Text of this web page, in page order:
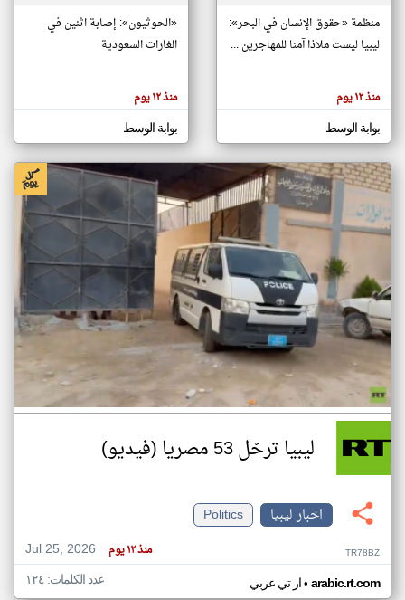
مصادر الأخبار من ليبيا
اخبار ليبيا على مدار الساعة
أهم اخبار ليبيا العاجلة والمباشرة
المقالات
الموجوده
هنا عن
وجهة
نظر
كاتبيها.
منظمة «حقوق الإنسان في البحر»:
ليبيا ليست ملاذا آمنا للمهاجرين ...
منذ ١٢ يوم
بوابة الوسط
«الحوثيون»: إصابة اثنين في
الغارات السعودية
منذ ١٢ يوم
بوابة الوسط
ليبيا ترحّل 53 مصريا (فيديو)
اخبار ليبيا
Politics
Jul 25, 2026
منذ ١٢ يوم TR78BZ
ار تي عربي• arabic.rt.com عدد الكلمات: ١٢٤
klyoum.com